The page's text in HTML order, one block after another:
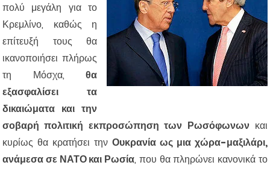
πολύ μεγάλη για το
Κρεμλίνο, καθώς η
επίτευξή τους θα
ικανοποιήσει πλήρως
τη Μόσχα, θα
εξασφαλίσει τα
δικαιώματα και την
σοβαρή πολιτική εκπροσώπηση των Ρωσόφωνωνκαι
κυρίως θα κρατήσει την Ουκρανία ως μια χώρα-μαξιλάρι,
ανάμεσα σε ΝΑΤΟ και Ρωσία, που θα πληρώνει κανονικά το